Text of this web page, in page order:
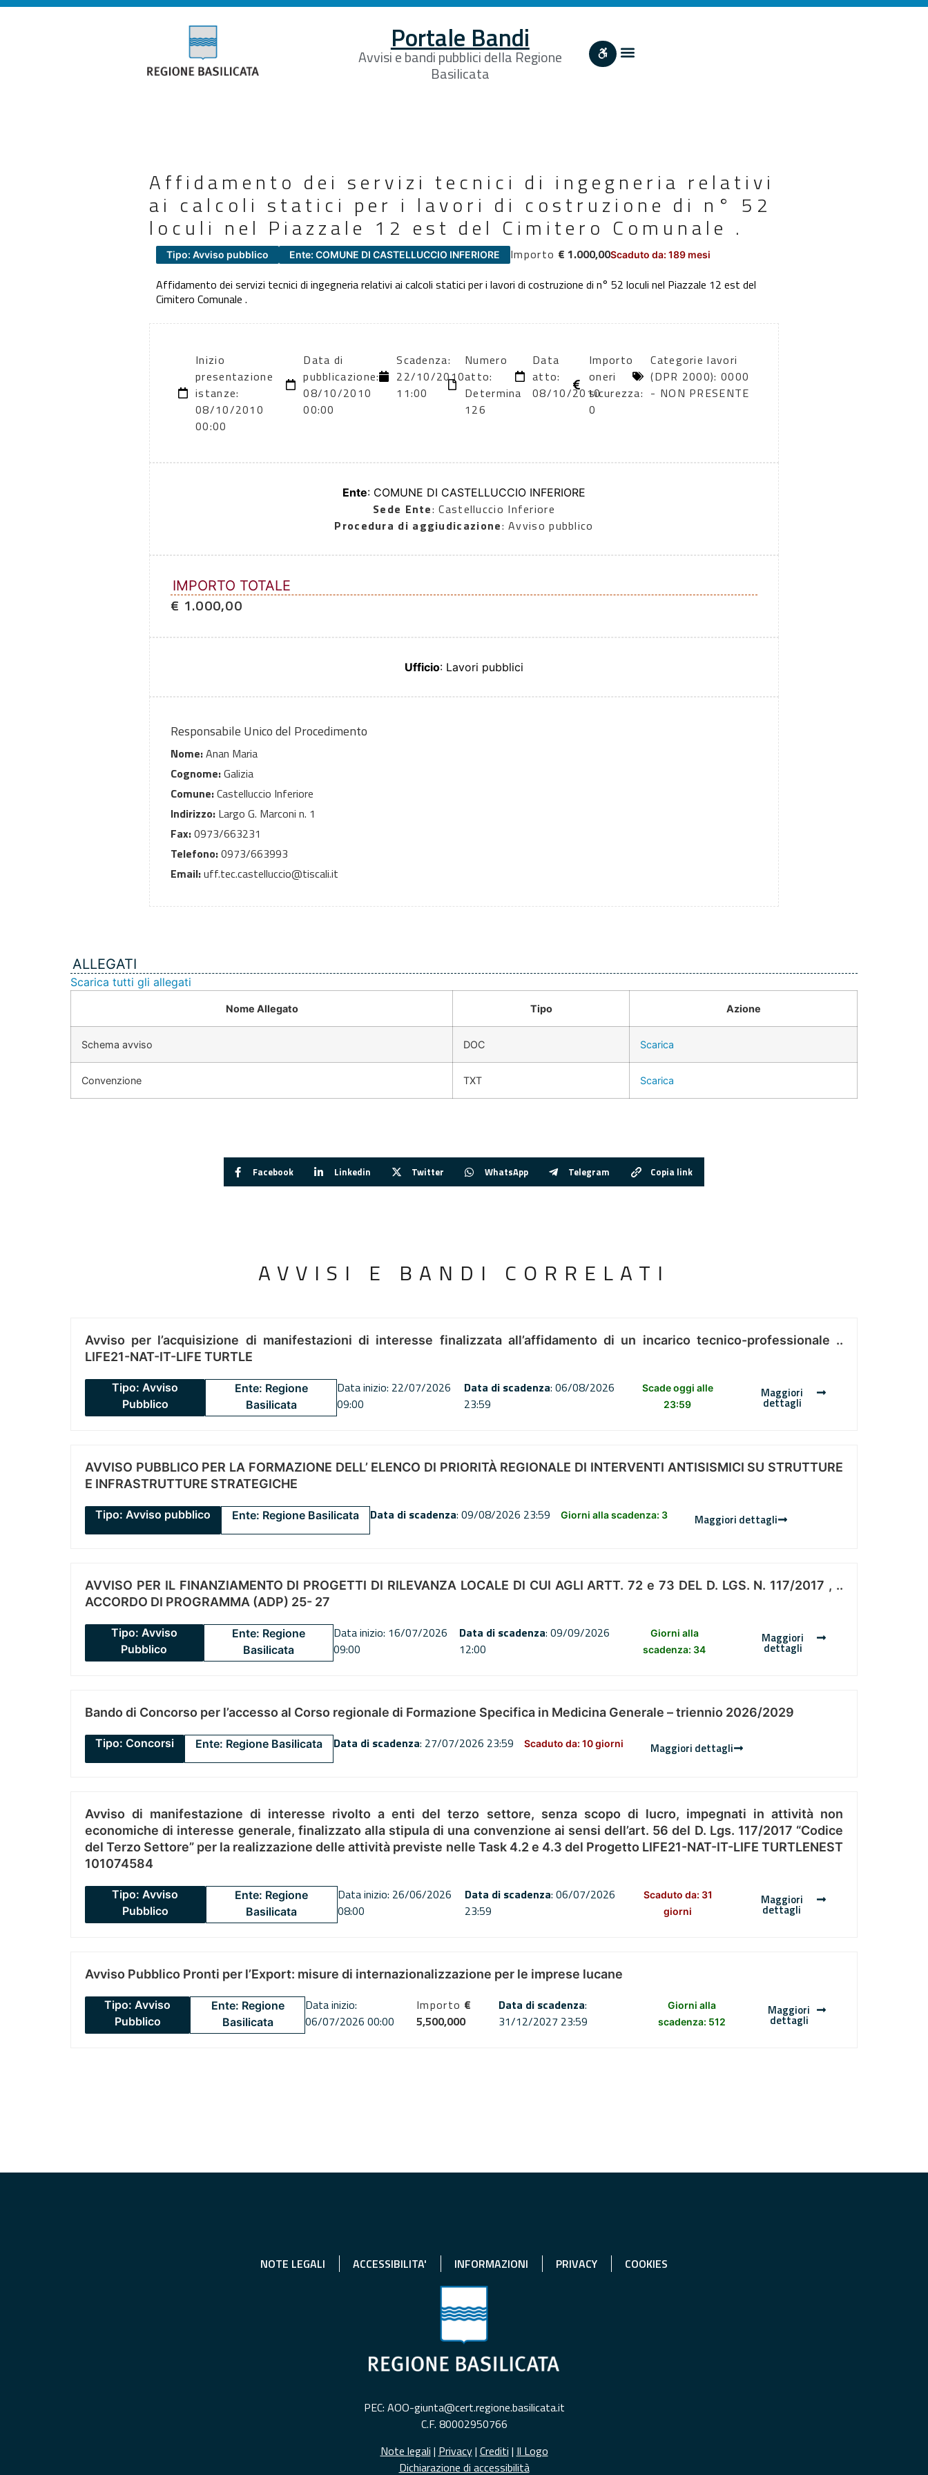
Portale Bandi
Avvisi e bandi pubblici della Regione
Basilicata
Affidamento dei servizi tecnici di ingegneria relativi
ai calcoli statici per i lavori di costruzione di n° 52
loculi nel Piazzale 12 est del Cimitero Comunale .
Tipo: Avviso pubblico Ente: COMUNE DI CASTELLUCCIO INFERIORE Importo € 1.000,00Scaduto da: 189 mesi
Affidamento dei servizi tecnici di ingegneria relativi ai calcoli statici per i lavori di costruzione di n° 52 loculi nel Piazzale 12 est del
Cimitero Comunale .
Inizio
presentazione
istanze:
08/10/2010
00:00
Data di
pubblicazione:
08/10/2010
00:00
Scadenza:
22/10/2010
11:00
Numero
atto:
Determina
126
Data
atto:
08/10/2010
Importo
oneri
sicurezza:
0
Categorie lavori
(DPR 2000): 0000
- NON PRESENTE
Ente: COMUNE DI CASTELLUCCIO INFERIORE
Sede Ente: Castelluccio Inferiore
Procedura di aggiudicazione: Avviso pubblico
IMPORTO TOTALE
€ 1.000,00
Ufficio: Lavori pubblici
Responsabile Unico del Procedimento
Nome:Anan Maria
Cognome:Galizia
Comune:Castelluccio Inferiore
Indirizzo: Largo G. Marconi n. 1
Fax:0973/663231
Telefono:0973/663993
Email:uff.tec.castelluccio@tiscali.it
ALLEGATI
Scarica tutti gli allegati
Nome Allegato Tipo Azione
Schema avviso DOC Scarica
Convenzione TXT Scarica
Facebook Linkedin Twitter WhatsApp Telegram Copia link
AVVISI E BANDI CORRELATI
Avviso per l’acquisizione di manifestazioni di interesse finalizzata all’affidamento di un incarico tecnico-professionale ..
LIFE21-NAT-IT-LIFE TURTLE
Tipo: Avviso
Pubblico
Ente: Regione
Basilicata
Data inizio: 22/07/2026
09:00
Data di scadenza: 06/08/2026
23:59
Scade oggi alle
23:59
Maggiori
dettagli
AVVISO PUBBLICO PER LA FORMAZIONE DELL’ ELENCO DI PRIORITÀ REGIONALE DI INTERVENTI ANTISISMICI SU STRUTTURE
E INFRASTRUTTURE STRATEGICHE
Tipo: Avviso pubblico Ente: Regione Basilicata Data di scadenza: 09/08/2026 23:59 Giorni alla scadenza: 3 Maggiori dettagli
AVVISO PER IL FINANZIAMENTO DI PROGETTI DI RILEVANZA LOCALE DI CUI AGLI ARTT. 72 e 73 DEL D. LGS. N. 117/2017 , ..
ACCORDO DI PROGRAMMA (ADP) 25- 27
Tipo: Avviso
Pubblico
Ente: Regione
Basilicata
Data inizio: 16/07/2026
09:00
Data di scadenza: 09/09/2026
12:00
Giorni alla
scadenza: 34
Maggiori
dettagli
Bando di Concorso per l’accesso al Corso regionale di Formazione Specifica in Medicina Generale – triennio 2026/2029
Tipo: Concorsi Ente: Regione Basilicata Data di scadenza: 27/07/2026 23:59 Scaduto da: 10 giorni Maggiori dettagli
Avviso di manifestazione di interesse rivolto a enti del terzo settore, senza scopo di lucro, impegnati in attività non
economiche di interesse generale, finalizzato alla stipula di una convenzione ai sensi dell’art. 56 del D. Lgs. 117/2017 “Codice
del Terzo Settore” per la realizzazione delle attività previste nelle Task 4.2 e 4.3 del Progetto LIFE21-NAT-IT-LIFE TURTLENEST
101074584
Tipo: Avviso
Pubblico
Ente: Regione
Basilicata
Data inizio: 26/06/2026
08:00
Data di scadenza: 06/07/2026
23:59
Scaduto da: 31
giorni
Maggiori
dettagli
Avviso Pubblico Pronti per l’Export: misure di internazionalizzazione per le imprese lucane
Tipo: Avviso
Pubblico
Ente: Regione
Basilicata
Data inizio:
06/07/2026 00:00
Importo €
5,500,000
Data di scadenza:
31/12/2027 23:59
Giorni alla
scadenza: 512
Maggiori
dettagli
NOTE LEGALI ACCESSIBILITA' INFORMAZIONI PRIVACY COOKIES
PEC: AOO-giunta@cert.regione.basilicata.it
C.F. 80002950766
Note legali | Privacy| Crediti | Il Logo
Dichiarazione di accessibilità